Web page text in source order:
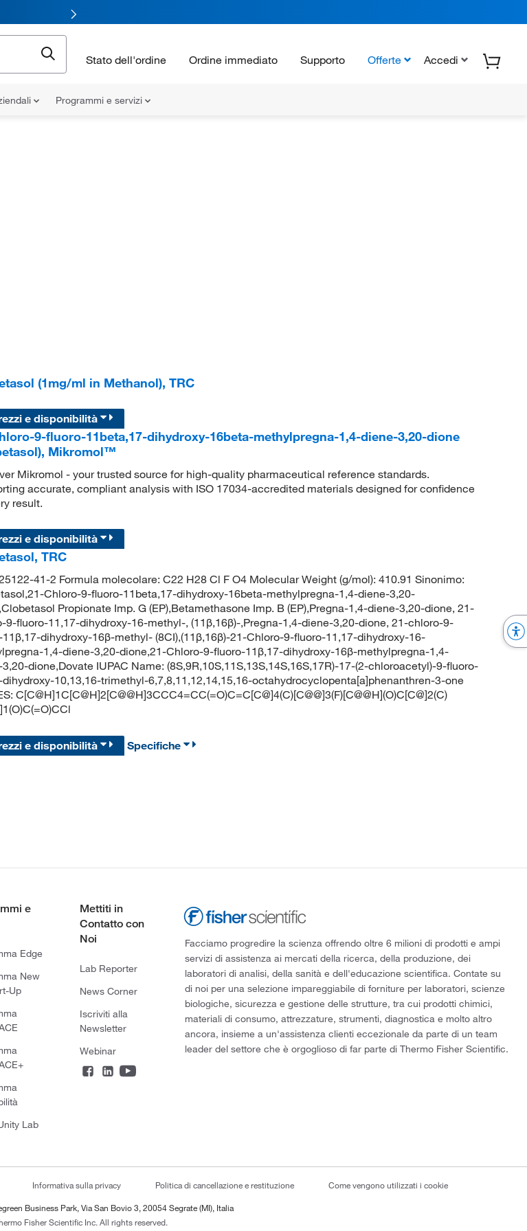
Stato dell'ordine Ordine immediato Supporto Offerte Accedi
Programmi e servizi
(1mg/ml in Methanol), TRC
e disponibilità
9-fluoro-11beta,17-dihydroxy-16beta-methylpregna-1,4-diene-3,20-dione
Mikromol™
Mikromol - your trusted source for high-quality pharmaceutical reference standards.
accurate, compliant analysis with ISO 17034-accredited materials designed for confidence
result.
e disponibilità
TRC
41-2 Formula molecolare: C22 H28 Cl F O4 Molecular Weight (g/mol): 410.91 Sinonimo:
Chloro-9-fluoro-11beta,17-dihydroxy-16beta-methylpregna-1,4-diene-3,20-
Propionate Imp. G (EP),Betamethasone Imp. B (EP),Pregna-1,4-diene-3,20-dione, 21-
9-fluoro-11,17-dihydroxy-16-methyl-, (11β,16β)-,Pregna-1,4-diene-3,20-dione, 21-chloro-9-
dihydroxy-16β-methyl- (8CI),(11β,16β)-21-Chloro-9-fluoro-11,17-dihydroxy-16-
1,4-diene-3,20-dione,21-Chloro-9-fluoro-11β,17-dihydroxy-16β-methylpregna-1,4-
dione,Dovate IUPAC Name: (8S,9R,10S,11S,13S,14S,16S,17R)-17-(2-chloroacetyl)-9-fluoro-
dihydroxy-10,13,16-trimethyl-6,7,8,11,12,14,15,16-octahydrocyclopenta[a]phenanthren-3-one
C[C@H]1C[C@H]2[C@@H]3CCC4=CC(=O)C=C[C@]4(C)[C@@]3(F)[C@@H](O)C[C@]2(C)
e disponibilità Specifiche
e
Edge
New
Up
Lab
Mettiti in
Contatto con
Noi
Lab Reporter
News Corner
Iscriviti alla
Newsletter
Webinar
Facciamo progredire la scienza offrendo oltre 6 milioni di prodotti e ampi
servizi di assistenza ai mercati della ricerca, della produzione, dei
laboratori di analisi, della sanità e dell'educazione scientifica. Contate su
di noi per una selezione impareggiabile di forniture per laboratori, scienze
biologiche, sicurezza e gestione delle strutture, tra cui prodotti chimici,
materiali di consumo, attrezzature, strumenti, diagnostica e molto altro
ancora, insieme a un'assistenza clienti eccezionale da parte di un team
leader del settore che è orgoglioso di far parte di Thermo Fisher Scientific.
Informativa sulla privacy Politica di cancellazione e restituzione Come vengono utilizzati i cookie
Business Park, Via San Bovio 3, 20054 Segrate (MI), Italia
Fisher Scientific Inc. All rights reserved.